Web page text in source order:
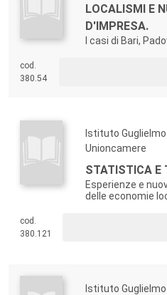
LOCALISMI E
D'IMPRESA.
I casi di Bari,
cod.
380.54
Istituto
Unioncamere
STATISTICA E
Esperienze e
delle economie
cod.
380.121
Istituto